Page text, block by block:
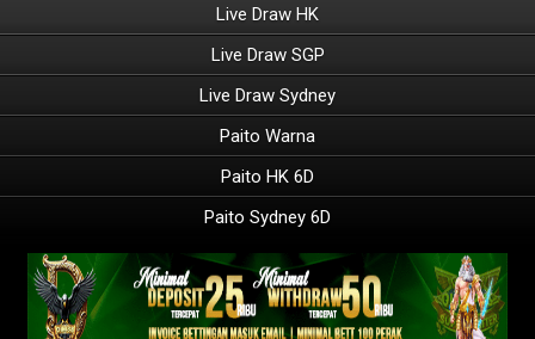
Live Draw HK
Live Draw SGP
Live Draw Sydney
Paito Warna
Paito HK 6D
Paito Sydney 6D